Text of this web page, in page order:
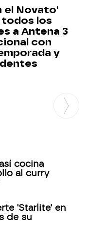
el Novato'
los
a Antena 3
con
y
cocina
al curry
'Starlite' en
de su